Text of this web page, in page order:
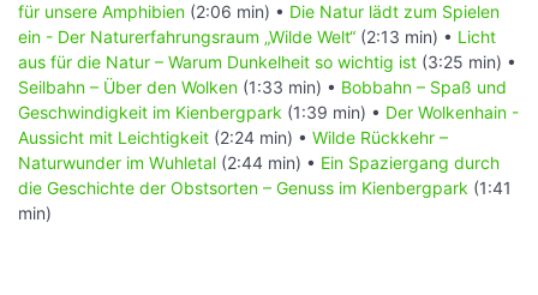
für unsere Amphibien (2:06 min) • Die Natur lädt zum Spielen
ein - Der Naturerfahrungsraum „Wilde Welt“ (2:13 min) • Licht
aus für die Natur – Warum Dunkelheit so wichtig ist (3:25 min) •
Seilbahn – Über den Wolken (1:33 min) • Bobbahn – Spaß und
Geschwindigkeit im Kienbergpark (1:39 min) • Der Wolkenhain -
Aussicht mit Leichtigkeit (2:24 min) • Wilde Rückkehr –
Naturwunder im Wuhletal (2:44 min) • Ein Spaziergang durch
die Geschichte der Obstsorten – Genuss im Kienbergpark (1:41
min)